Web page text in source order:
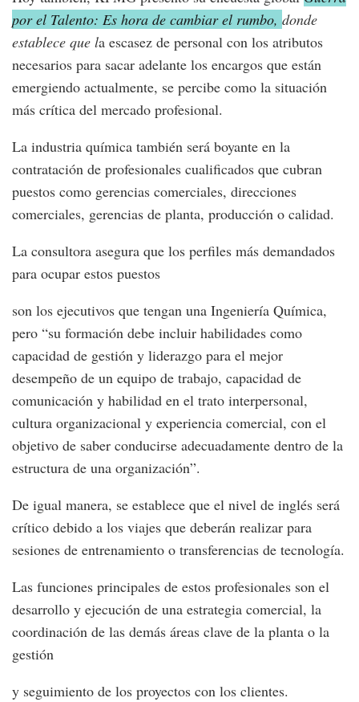
por el Talento: Es hora de cambiar el rumbo, donde
establece que la escasez de personal con los atributos
necesarios para sacar adelante los encargos que están
emergiendo actualmente, se percibe como la situación
más crítica del mercado profesional.
La industria química también será boyante en la
contratación de profesionales cualificados que cubran
puestos como gerencias comerciales, direcciones
comerciales, gerencias de planta, producción o calidad.
La consultora asegura que los perfiles más demandados
para ocupar estos puestos
son los ejecutivos que tengan una Ingeniería Química,
pero “su formación debe incluir habilidades como
capacidad de gestión y liderazgo para el mejor
desempeño de un equipo de trabajo, capacidad de
comunicación y habilidad en el trato interpersonal,
cultura organizacional y experiencia comercial, con el
objetivo de saber conducirse adecuadamente dentro de la
estructura de una organización”.
De igual manera, se establece que el nivel de inglés será
crítico debido a los viajes que deberán realizar para
sesiones de entrenamiento o transferencias de tecnología.
Las funciones principales de estos profesionales son el
desarrollo y ejecución de una estrategia comercial, la
coordinación de las demás áreas clave de la planta o la
gestión
y seguimiento de los proyectos con los clientes.